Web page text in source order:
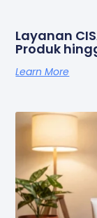
Layanan
Produk
Learn More